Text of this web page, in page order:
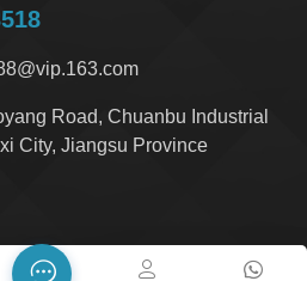
Road, Chuanbu Industrial
City, Jiangsu Province
Politikası Site haritası